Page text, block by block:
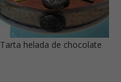
Tarta helada de chocolate